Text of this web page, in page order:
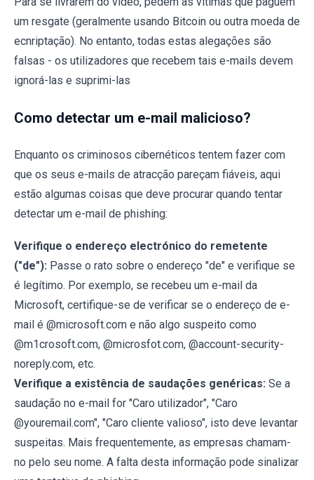
um resgate (geralmente usando Bitcoin ou outra moeda de
ecnriptação). No entanto, todas estas alegações são
falsas - os utilizadores que recebem tais e-mails devem
ignorá-las e suprimi-las
Como detectar um e-mail malicioso?
Enquanto os criminosos cibernéticos tentem fazer com
que os seus e-mails de atracção pareçam fiáveis, aqui
estão algumas coisas que deve procurar quando tentar
detectar um e-mail de phishing:
Verifique o endereço electrónico do remetente
("de"): Passe o rato sobre o endereço "de" e verifique se
é legítimo. Por exemplo, se recebeu um e-mail da
Microsoft, certifique-se de verificar se o endereço de e-
mail é @microsoft.com e não algo suspeito como
@m1crosoft.com, @microsfot.com, @account-security-
noreply.com, etc.
Verifique a existência de saudações genéricas: Se a
saudação no e-mail for "Caro utilizador", "Caro
@youremail.com", "Caro cliente valioso", isto deve levantar
suspeitas. Mais frequentemente, as empresas chamam-
no pelo seu nome. A falta desta informação pode sinalizar